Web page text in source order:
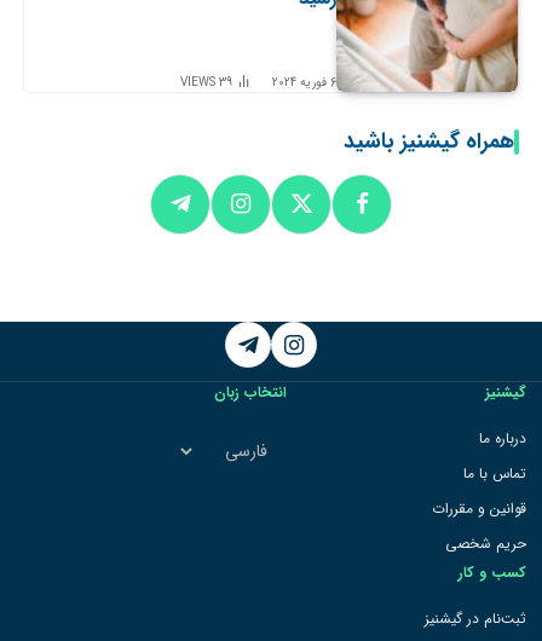
6 فوریه 2024 39
VIEWS
همراه گیشنیز باشید
Instagram
Telegram
گیشنیز
درباره ما
تماس با ما
قوانین و مقررات
حریم شخصی
کسب و کار
ثبت‌نام در گیشنیز
انتخاب زبان
انتخاب
زبان